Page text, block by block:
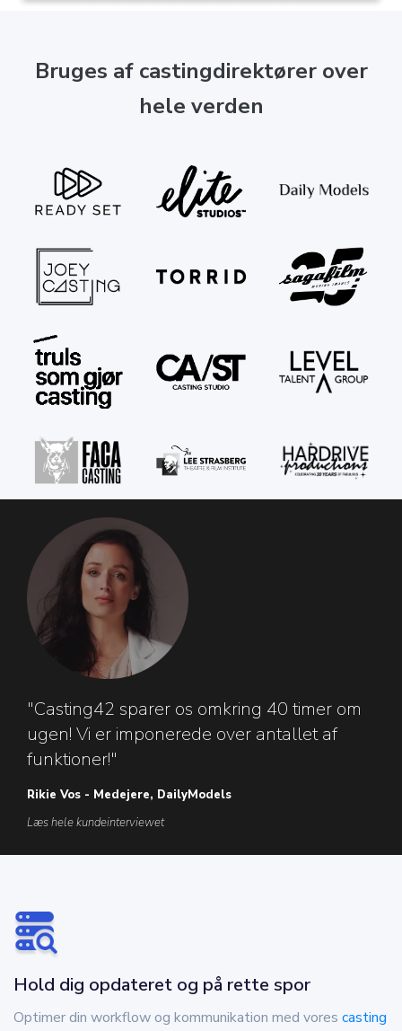
Bruges af castingdirektører over
hele verden
"Casting42 sparer os omkring 40 timer om
ugen! Vi er imponerede over antallet af
funktioner!"
Rikie Vos - Medejere, DailyModels
Læs hele kundeinterviewet
Hold dig opdateret og på rette spor
Optimer din workflow og kommunikation med vores casting